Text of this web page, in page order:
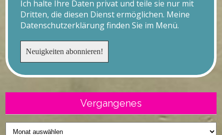
Ich halte Ihre Daten privat und teile sie nur mit
Dritten, die diesen Dienst ermöglichen. Meine
Datenschutzerklärung finden Sie im Menü.
Vergangenes
Vergangenes